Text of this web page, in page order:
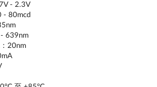
- 2.3V
- 80mcd
639nm
20nm